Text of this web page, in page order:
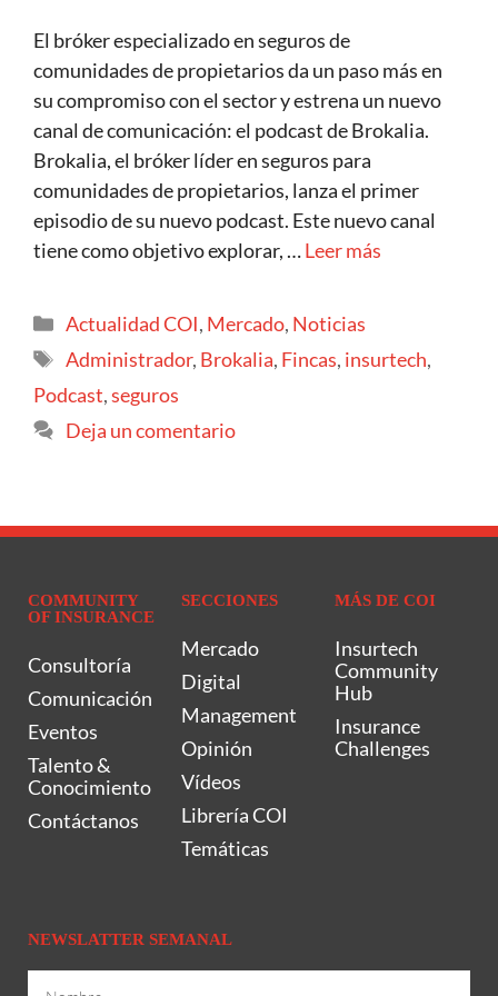
El bróker especializado en seguros de
comunidades de propietarios da un paso más en
su compromiso con el sector y estrena un nuevo
canal de comunicación: el podcast de Brokalia.
Brokalia, el bróker líder en seguros para
comunidades de propietarios, lanza el primer
episodio de su nuevo podcast. Este nuevo canal
tiene como objetivo explorar, …Leer más
Actualidad COI, Mercado, Noticias
Administrador, Brokalia, Fincas, insurtech,
Podcast,seguros
Deja un comentario
COMMUNITY
OF INSURANCE
Consultoría
Comunicación
Eventos
Talento &
Conocimiento
Contáctanos
SECCIONES
Mercado
Digital
Management
Opinión
Vídeos
Librería COI
Temáticas
MÁS DE COI
Insurtech
Community
Hub
Insurance
Challenges
NEWSLATTER SEMANAL